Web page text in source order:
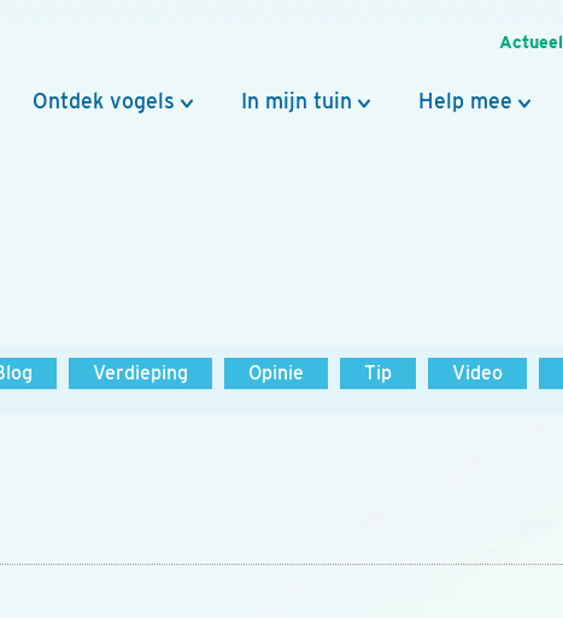
Actueel
Ontdek vogels In mijn tuin Help mee
Verdieping Opinie Tip Video